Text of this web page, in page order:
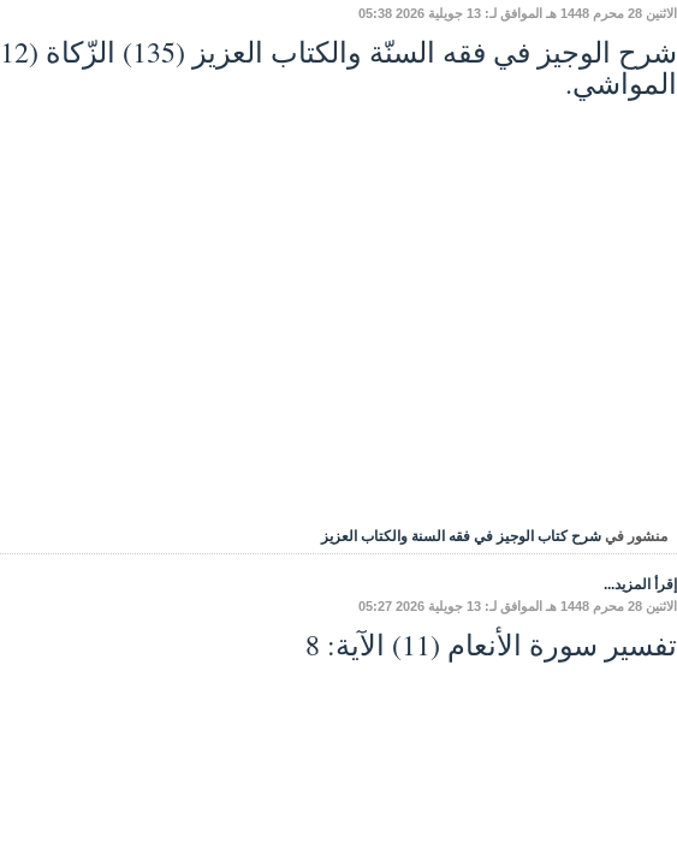
الاثنين 28 محرم 1448 هـ الموافق لـ: 13 جويلية 2026 05:38
المواشي.
منشور في شرح كتاب الوجيز في فقه السنة والكتاب العزيز
إقرأ المزيد...
الاثنين 28 محرم 1448 هـ الموافق لـ: 13 جويلية 2026 05:27
تفسير سورة الأنعام (11) الآية: 8